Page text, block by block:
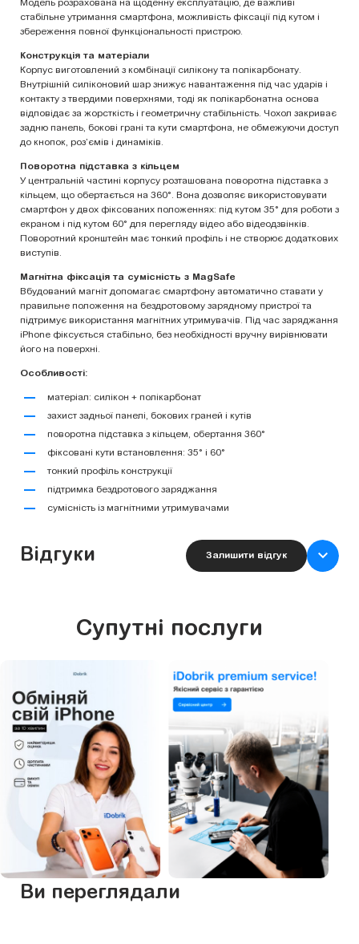
Модель розрахована на щоденну експлуатацію, де важливі
стабільне утримання смартфона, можливість фіксації під кутом і
збереження повної функціональності пристрою.
Конструкція та матеріали
Корпус виготовлений з комбінації силікону та полікарбонату.
Внутрішній силіконовий шар знижує навантаження під час ударів і
контакту з твердими поверхнями, тоді як полікарбонатна основа
відповідає за жорсткість і геометричну стабільність. Чохол закриває
задню панель, бокові грані та кути смартфона, не обмежуючи доступ
до кнопок, роз’ємів і динаміків.
Поворотна підставка з кільцем
У центральній частині корпусу розташована поворотна підставка з
кільцем, що обертається на 360°. Вона дозволяє використовувати
смартфон у двох фіксованих положеннях: під кутом 35° для роботи з
екраном і під кутом 60° для перегляду відео або відеодзвінків.
Поворотний кронштейн має тонкий профіль і не створює додаткових
виступів.
Магнітна фіксація та сумісність з MagSafe
Вбудований магніт допомагає смартфону автоматично ставати у
правильне положення на бездротовому зарядному пристрої та
підтримує використання магнітних утримувачів. Під час заряджання
iPhone фіксується стабільно, без необхідності вручну вирівнювати
його на поверхні.
Особливості:
матеріал: силікон + полікарбонат
захист задньої панелі, бокових граней і кутів
поворотна підставка з кільцем, обертання 360°
фіксовані кути встановлення: 35° і 60°
тонкий профіль конструкції
підтримка бездротового заряджання
сумісність із магнітними утримувачами
Відгуки Залишити відгук
Супутні послуги
Ви переглядали